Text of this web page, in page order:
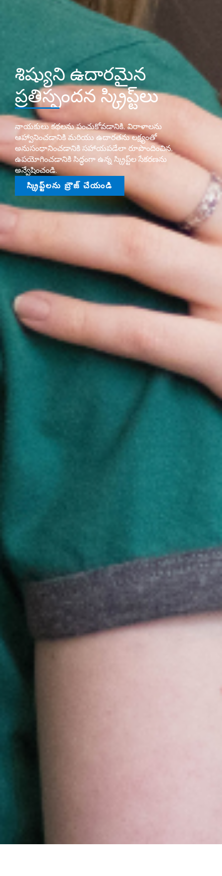
శిష్యుని ఉదారమైన
ప్రతిస్పందన స్క్రిప్ట్‌లు
నాయకులు కథలను పంచుకోవడానికి, విరాళాలను
ఆహ్వానించడానికి మరియు ఉదారతను లక్ష్యంతో
అనుసంధానించడానికి సహాయపడేలా రూపొందించిన,
ఉపయోగించడానికి సిద్ధంగా ఉన్న స్క్రిప్ట్‌ల సేకరణను
అన్వేషించండి.
స్క్రిప్ట్‌లను బ్రౌజ్ చేయండి